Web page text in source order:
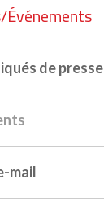
de presse
mail